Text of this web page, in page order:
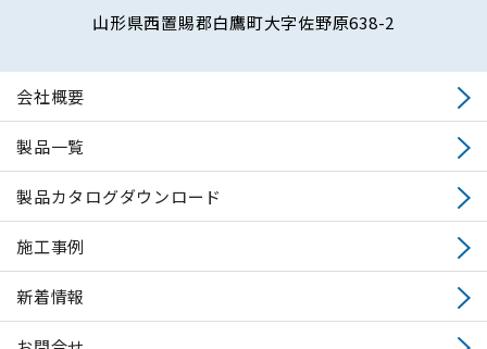
山形県西置賜郡白鷹町大字佐野原638-2
会社概要
製品一覧
製品カタログダウンロード
施工事例
新着情報